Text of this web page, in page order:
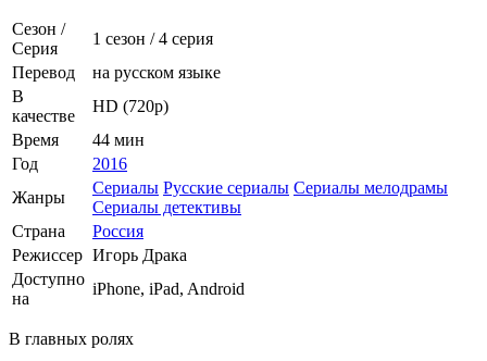
Сезон /
Серия
1 сезон /4 серия
Перевод
на русском языке
В
качестве
HD (720p)
Время
44 мин
Год
2016
Жанры
Сериалы Русские сериалы Сериалы мелодрамы
Сериалы детективы
Страна
Россия
Режиссер Игорь Драка
Доступно
на
iPhone, iPad, Android
В главных ролях